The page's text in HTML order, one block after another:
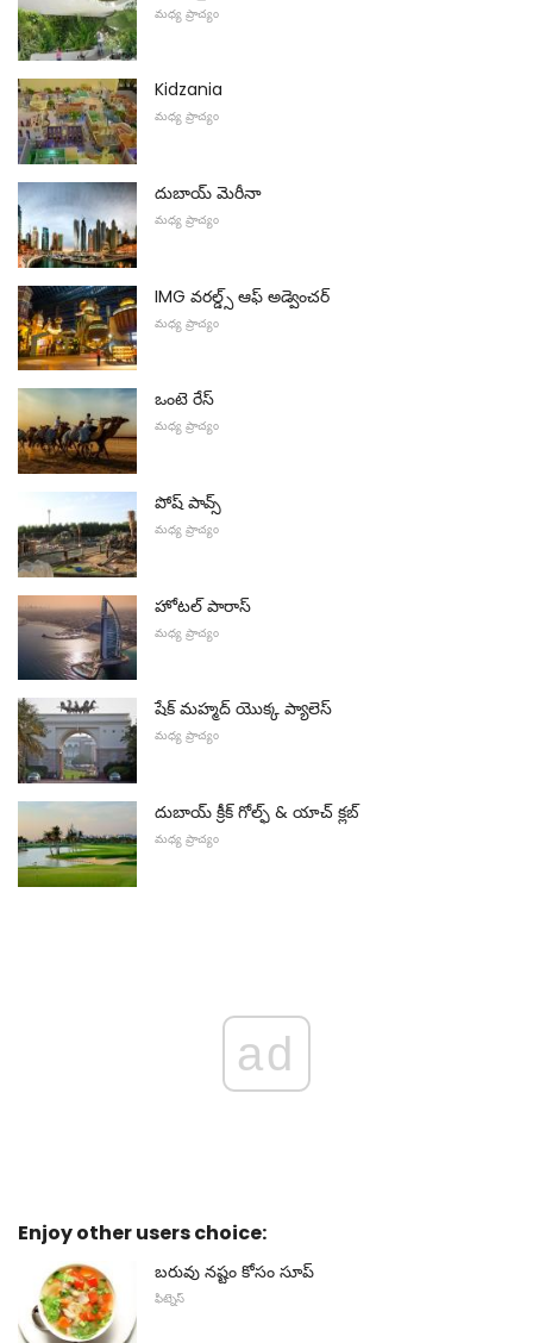
మధ్య ప్రాచ్యం
Kidzania
మధ్య ప్రాచ్యం
దుబాయ్ మెరీనా
మధ్య ప్రాచ్యం
IMG వరల్డ్స్ ఆఫ్ అడ్వెంచర్
మధ్య ప్రాచ్యం
ఒంటె రేస్
మధ్య ప్రాచ్యం
పోష్ పావ్స్
మధ్య ప్రాచ్యం
హోటల్ పారాస్
మధ్య ప్రాచ్యం
షేక్ మహ్మద్ యొక్క ప్యాలెస్
మధ్య ప్రాచ్యం
దుబాయ్ క్రీక్ గోల్ఫ్ & యాచ్ క్లబ్
మధ్య ప్రాచ్యం
ad
Enjoy other users choice:
బరువు నష్టం కోసం సూప్
ఫిట్నెస్